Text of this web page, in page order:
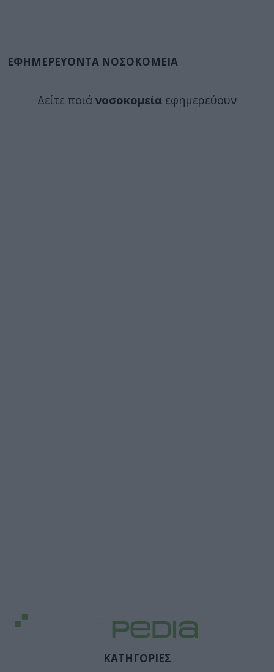
ΕΦΗΜΕΡΕΥΟΝΤΑ ΝΟΣΟΚΟΜΕΙΑ
Δείτε ποιά νοσοκομεία εφημερεύουν
ΚΑΤΗΓΟΡΙΕΣ